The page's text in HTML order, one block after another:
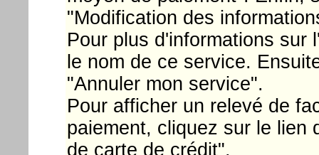
"Modification des
Pour plus d'informations sur
le nom de ce service.
"Annuler mon service".
Pour afficher un relevé de
paiement, cliquez sur le lien
de carte de crédit".